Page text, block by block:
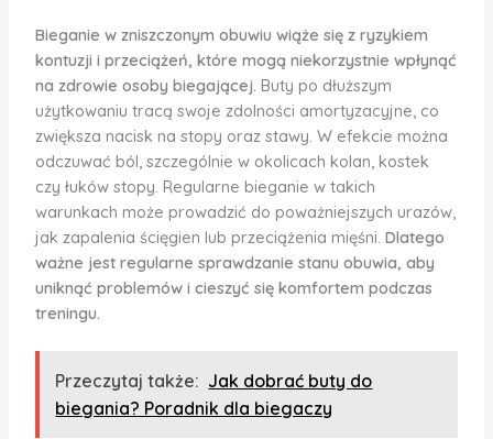
Bieganie w zniszczonym obuwiu wiąże się z ryzykiem
kontuzji i przeciążeń, które mogą niekorzystnie wpłynąć
na zdrowie osoby biegającej. Buty po dłuższym
użytkowaniu tracą swoje zdolności amortyzacyjne, co
zwiększa nacisk na stopy oraz stawy. W efekcie można
odczuwać ból, szczególnie w okolicach kolan, kostek
czy łuków stopy. Regularne bieganie w takich
warunkach może prowadzić do poważniejszych urazów,
jak zapalenia ścięgien lub przeciążenia mięśni. Dlatego
ważne jest regularne sprawdzanie stanu obuwia, aby
uniknąć problemów i cieszyć się komfortem podczas
treningu.
Przeczytaj także: Jak dobrać buty do
biegania? Poradnik dla biegaczy